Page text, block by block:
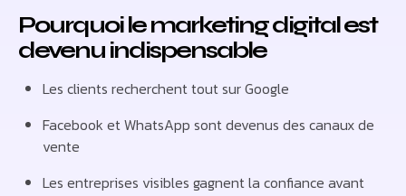
Pourquoi le marketing digital est
devenu indispensable
Les clients recherchent tout sur Google
Facebook et WhatsApp sont devenus des canaux de
vente
Les entreprises visibles gagnent la confiance avant